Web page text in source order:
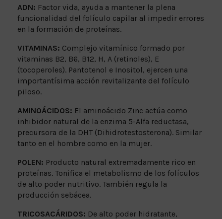
ADN: Factor vida, ayuda a mantener la plena
funcionalidad del folículo capilar al impedir errores
en la formación de proteínas.
VITAMINAS: Complejo vitamínico formado por
vitaminas B2, B6, B12, H, A (retinoles), E
(tocoperoles). Pantotenol e Inositol, ejercen una
importantísima acción revitalizante del folículo
piloso.
AMINOÁCIDOS: El aminoácido Zinc actúa como
inhibidor natural de la enzima 5-Alfa reductasa,
precursora de la DHT (Dihidrotestosterona). Similar
tanto en el hombre como en la mujer.
POLEN: Producto natural extremadamente rico en
proteínas. Tonifica el metabolismo de los folículos
de alto poder nutritivo. También regula la
producción sebácea.
TRICOSACÁRIDOS: De alto poder hidratante,